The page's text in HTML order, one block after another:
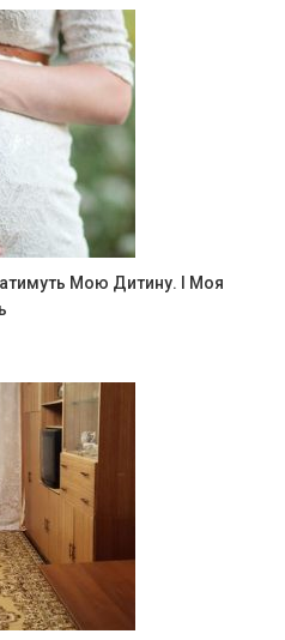
Мою Дитину. І Моя